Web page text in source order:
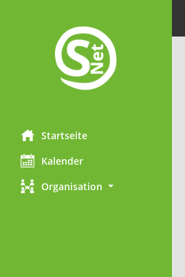
Startseite
Kalender
Organisation